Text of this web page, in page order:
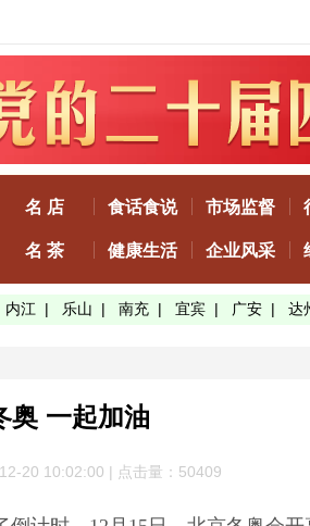
名 店 食话食说 市场监督
名 茶 健康生活 企业风采
内江 | 乐山 | 南充 | 宜宾 | 广安 | 达
奥 一起加油
20 10:02:00 | 点击量：50409